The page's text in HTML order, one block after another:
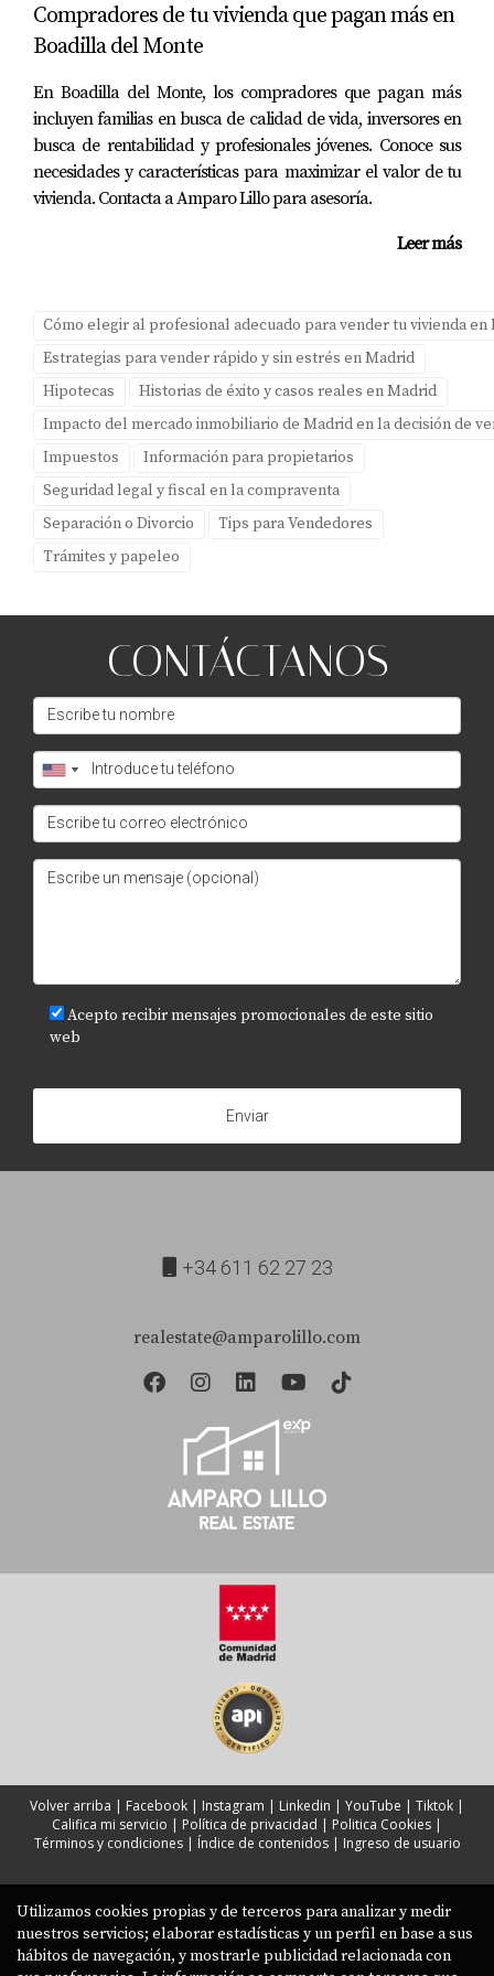
Compradores de tu vivienda que pagan más en
Boadilla del Monte
En Boadilla del Monte, los compradores que pagan más
incluyen familias en busca de calidad de vida, inversores en
busca de rentabilidad y profesionales jóvenes. Conoce sus
necesidades y características para maximizar el valor de tu
vivienda. Contacta a Amparo Lillo para asesoría.
Leer más
Cómo elegir al profesional adecuado para vender tu vivienda en
Estrategias para vender rápido y sin estrés en Madrid
Hipotecas
Historias de éxito y casos reales en Madrid
Impacto del mercado inmobiliario de Madrid en la decisión de
Impuestos
Información para propietarios
Seguridad legal y fiscal en la compraventa
Separación o Divorcio
Tips para Vendedores
Trámites y papeleo
CONTÁCTANOS
Acepto recibir mensajes promocionales de este sitio
web
Enviar
+34 611 62 27 23
realestate@amparolillo.com
Volver arriba | Facebook | Instagram | Linkedin | YouTube | Tiktok |
Califica mi servicio | Política de privacidad | Politica Cookies |
Términos y condiciones| Índice de contenidos| Ingreso de usuario
Utilizamos cookies propias y de terceros para analizar y medir
nuestros servicios; elaborar estadísticas y un perfil en base a sus
hábitos de navegación, y mostrarle publicidad relacionada con